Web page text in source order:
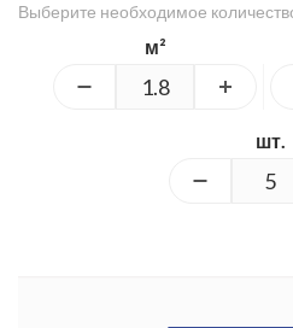
Выберите необходимое
м²
шт.